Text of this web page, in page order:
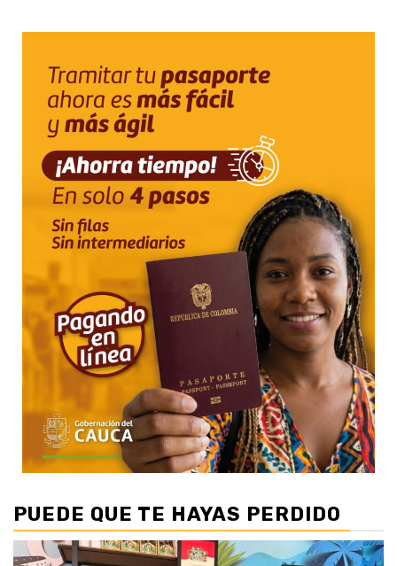
PUEDE QUE TE HAYAS PERDIDO